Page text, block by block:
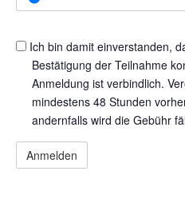
Kontakterlaubnis
Ich bin damit einverstanden,
Bestätigung der Teilnahme
Anmeldung ist verbindlich.
mindestens 48 Stunden
andernfalls wird die Gebühr